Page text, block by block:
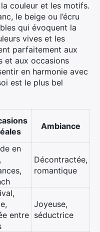
couleur et les motifs.
le beige ou l’écru
qui évoquent la
vives et les
parfaitement aux
et aux occasions
en harmonie avec
est le plus bel
Ambiance
en
Décontractée,
romantique
entre
Joyeuse,
séductrice